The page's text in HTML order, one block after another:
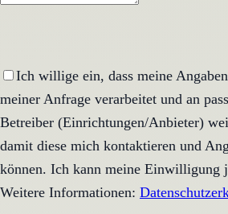
Ich willige ein, dass meine
meiner Anfrage verarbeitet und an
Betreiber (Einrichtungen/Anbieter)
damit diese mich kontaktieren und
können. Ich kann meine Einwilligung
Weitere Informationen: